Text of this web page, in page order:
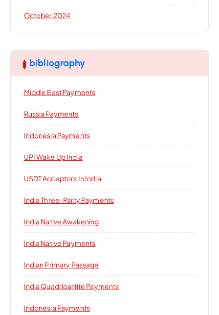
October 2024
bibliography
Middle East Payments
Russia Payments
Indonesia Payments
UPI Wake Up India
USDT Acceptors In India
India Three-Party Payments
India Native Awakening
India Native Payments
Indian Primary Passage
India Quadripartite Payments
Indonesia Payments